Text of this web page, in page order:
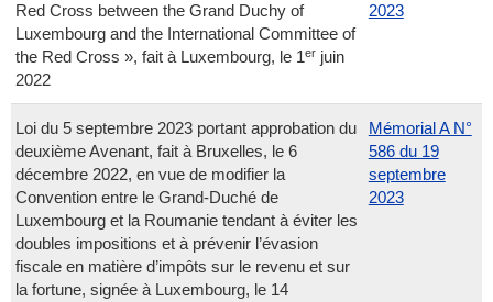
Red Cross between the Grand Duchy of
Luxembourg and the International Committee of
the Red Cross », fait à Luxembourg, le 1erjuin
2022
2023
Loi du 5 septembre 2023 portant approbation du
deuxième Avenant, fait à Bruxelles, le 6
décembre 2022, en vue de modifier la
Convention entre le Grand-Duché de
Luxembourg et la Roumanie tendant à éviter les
doubles impositions et à prévenir l’évasion
fiscale en matière d’impôts sur le revenu et sur
la fortune, signée à Luxembourg, le 14
Mémorial A N°
586 du 19
septembre
2023